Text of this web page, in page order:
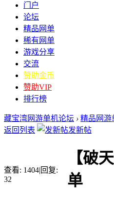
门户
论坛
精品网单
稀有网单
游戏分享
交流
赞助金币
赞助VIP
排行榜
藏宝湾网游单机论坛 › 精品网游
返回列表
发新帖
查看: 1404|回复:
32
【破
单